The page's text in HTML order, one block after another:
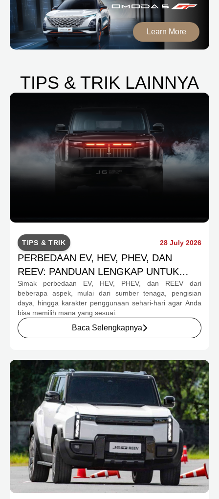
Learn More
TIPS & TRIK LAINNYA
TIPS & TRIK 28 July 2026
PERBEDAAN EV, HEV, PHEV, DAN
REEV: PANDUAN LENGKAP UNTUK
CALON PEMBELI
Simak perbedaan EV, HEV, PHEV, dan REEV dari
beberapa aspek, mulai dari sumber tenaga, pengisian
daya, hingga karakter penggunaan sehari-hari agar Anda
bisa memilih mana yang sesuai.
Baca Selengkapnya